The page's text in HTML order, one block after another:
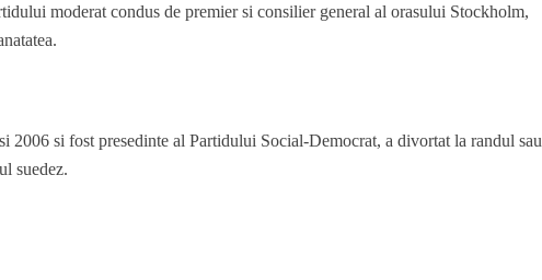
moderat condus de premier si consilier general al orasului Stockholm,
2006 si fost presedinte al Partidului Social-Democrat, a divortat la randul sau
suedez.